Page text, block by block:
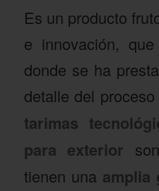
Es un producto
e innovación,
donde se ha
detalle del
tarimas
para exterior
tienen una amplia